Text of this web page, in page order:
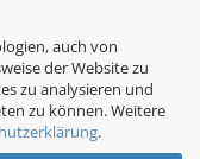
auch von
der Website zu
zu analysieren und
zu können. Weitere
.